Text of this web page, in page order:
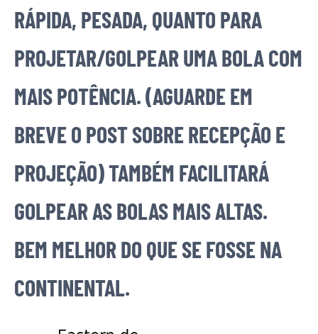
RÁPIDA, PESADA, QUANTO PARA
PROJETAR/GOLPEAR UMA BOLA COM
MAIS POTÊNCIA. (AGUARDE EM
BREVE O POST SOBRE RECEPÇÃO E
PROJEÇÃO) TAMBÉM FACILITARÁ
GOLPEAR AS BOLAS MAIS ALTAS.
BEM MELHOR DO QUE SE FOSSE NA
CONTINENTAL.